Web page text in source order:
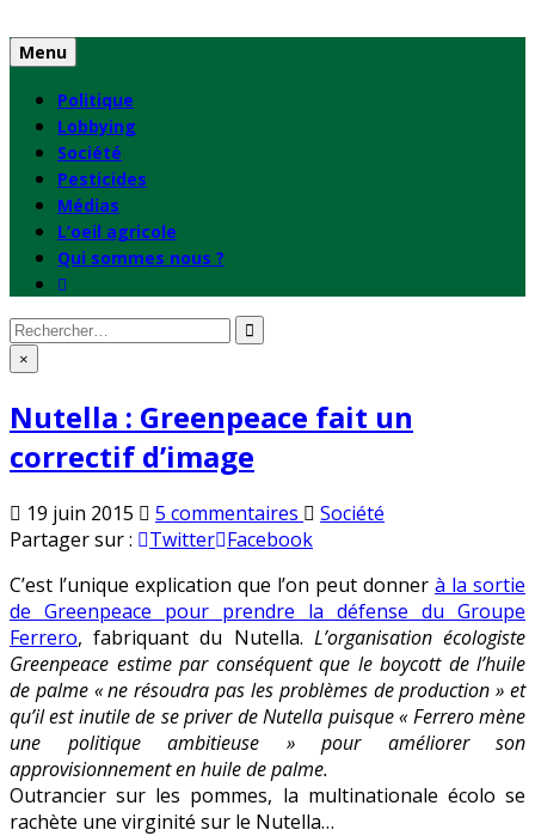
to
content
Menu
Politique
Lobbying
Société
Pesticides
Médias
L’oeil agricole
Qui sommes nous ?
Rechercher
: ×
Nutella : Greenpeace fait un
correctif d’image
19 juin 2015 5 commentaires sur
Nutella
Greenpeace
fait
un
correctif
d’image
Publié
Société
Partager sur :
Twitter Facebook
C’est l’unique explication que l’on peut donner à la sortie
de Greenpeace pour prendre la défense du Groupe
Ferrero, fabriquant du Nutella. L’organisation écologiste
Greenpeace estime par conséquent que le boycott de l’huile
de palme « ne résoudra pas les problèmes de production » et
qu’il est inutile de se priver de Nutella puisque « Ferrero mène
une politique ambitieuse » pour améliorer son
approvisionnement en huile de palme.
Outrancier sur les pommes, la multinationale écolo se
rachète une virginité sur le Nutella…